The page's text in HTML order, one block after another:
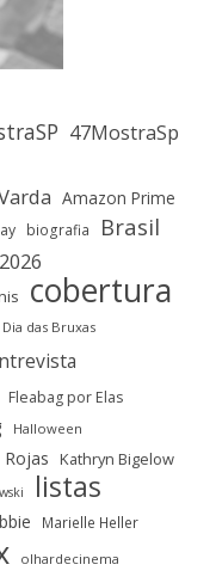
47MostraSp
Amazon Prime
biografia Brasil
cobertura
Dia das Bruxas
Fleabag por Elas
Halloween
Rojas Kathryn Bigelow
listas
Marielle Heller
olhardecinema